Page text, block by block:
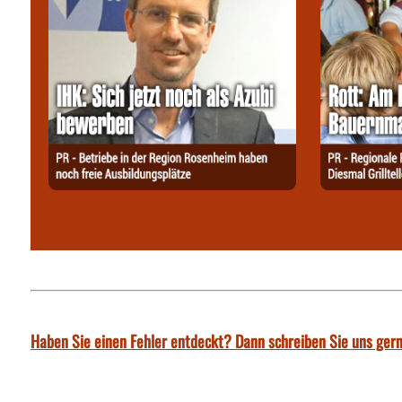
Haben Sie einen Fehler entdeckt? Dann schreiben Sie uns